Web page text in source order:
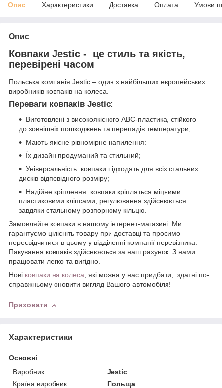
Опис Характеристики Доставка Оплата Умови
Опис
Ковпаки Jestic - це стиль та якість,
перевірені часом
Польська компанія Jestic – один з найбільших европейських
виробників ковпаків на колеса.
Переваги ковпаків Jestic:
Виготовлені з високоякісного АВС-пластика, стійкого
до зовнішніх пошкоджень та перепадів температури;
Мають якісне рівномірне напилення;
Їх дизайн продуманий та стильний;
Універсальність: ковпаки підходять для всіх стальних
дисків відповідного розміру;
Надійне кріплення: ковпаки кріпляться міцними
пластиковими кліпсами, регулювання здійснюється
завдяки стальному розпорному кільцю.
Замовляйте ковпаки в нашому інтернет-магазині. Ми
гарантуємо цілісніть товару при доставці та просимо
пересвідчитися в цьому у відділенні компанії перевізника.
Пакування ковпаків здійснюється за наш рахунок. З нами
працювати легко та вигідно.
Нові ковпаки на колеса, які можна у нас придбати, здатні по-
справжньому оновити вигляд Вашого автомобіля!
Приховати
Характеристики
Основні
Виробник
Jestic
Країна виробник
Польща